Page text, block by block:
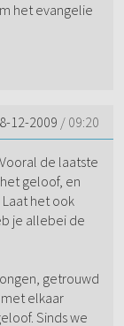
het evangelie
12-2009 / 09:20
de laatste
geloof, en
het ook
je allebei de
getrouwd
elkaar
Sinds we